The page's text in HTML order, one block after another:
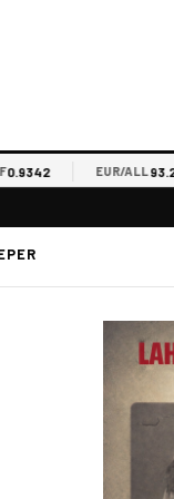
EUR/ALL93.2153